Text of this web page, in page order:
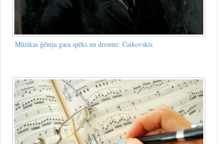
Mūzikas ģēnija gara spēks un drosme: Čaikovskis